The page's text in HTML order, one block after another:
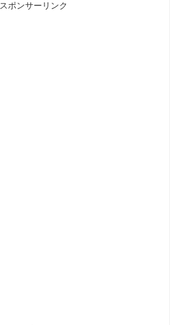
スポンサーリンク